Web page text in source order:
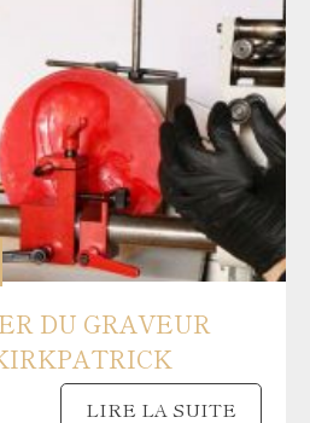
DU GRAVEUR
LIRE LA SUITE